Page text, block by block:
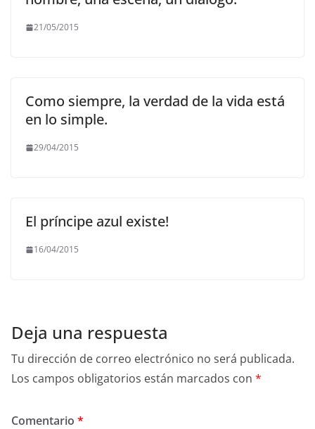
21/05/2015
Como siempre, la verdad de la vida está
en lo simple.
29/04/2015
El príncipe azul existe!
16/04/2015
Deja una respuesta
Tu dirección de correo electrónico no será publicada.
Los campos obligatorios están marcados con *
Comentario *